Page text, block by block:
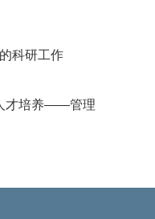
科研工作
才培养——管理